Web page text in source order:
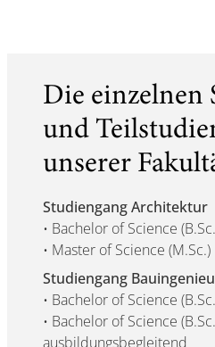
Die einzelnen
und
unserer
Studiengang Architektur
• Bachelor of Science
• Master of Science (M.Sc.)
Studiengang
• Bachelor of Science
• Bachelor of Science
ausbildungsbegleitend